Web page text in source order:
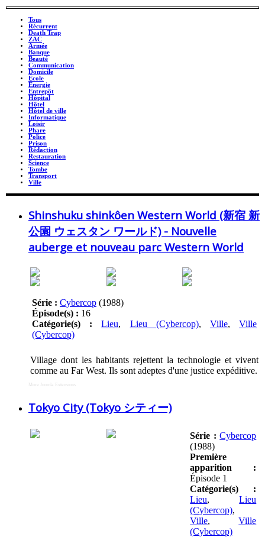
Tous
Récurrent
Death Trap
ZAC
Armée
Banque
Beauté
Communication
Domicile
École
Énergie
Entrepôt
Hôpital
Hôtel
Hôtel de ville
Informatique
Loisir
Phare
Police
Prison
Rédaction
Restauration
Science
Tombe
Transport
Ville
Shinshuku shinkôen Western World (新宿 新
公園 ウェスタン ワールド) - Nouvelle
auberge et nouveau parc Western World
Série : Cybercop (1988)
Épisode(s) : 16
Catégorie(s) :
Lieu, Lieu (Cybercop), Ville,Ville
(Cybercop)
Village dont les habitants rejettent la technologie et vivent
comme au Far West. Ils sont adeptes d'une justice expéditive.
More Joomla Extensions
Tokyo City (Tokyo シティー)
Série : Cybercop
(1988)
Première
apparition :
Épisode 1
Catégorie(s) :
Lieu,Lieu
(Cybercop),
Ville,Ville
(Cybercop)